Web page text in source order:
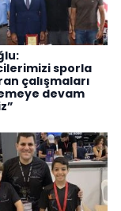
sporla
çalışmaları
devam